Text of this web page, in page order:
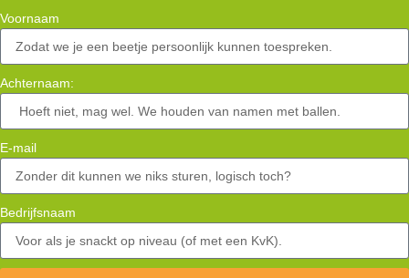
Voornaam
Achternaam:
E-mail
Bedrijfsnaam